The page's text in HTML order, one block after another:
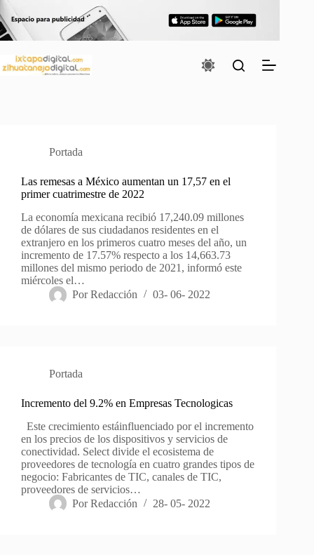
al
contenido
Portada
Las remesas a México aumentan un 17,57 en el
primer cuatrimestre de 2022
La economía mexicana recibió 17,240.09 millones
de dólares de sus ciudadanos residentes en el
extranjero en los primeros cuatro meses del año, un
incremento de 17.57% respecto a los 14,663.73
millones del mismo periodo de 2021, informó este
miércoles el…
Por Redacción 03- 06- 2022
Portada
Incremento del 9.2% en Empresas Tecnologicas
Este crecimiento estáinfluenciado por el incremento
en los precios de los dispositivos y servicios de
conectividad. Select divide el ecosistema de
proveedores de tecnología en cuatro grandes tipos de
negocio: Fabricantes de TIC, canales de TIC,
proveedores de servicios…
Por Redacción 28- 05- 2022